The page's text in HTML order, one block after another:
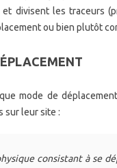
divisent les traceurs
ou bien plutôt
mode de
sur leur site :
consistant à se